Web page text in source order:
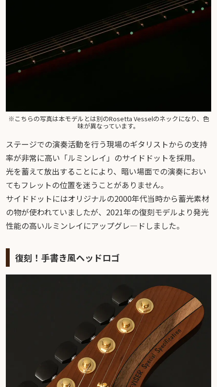
※こちらの写真は本モデルとは別のRosetta Vesselのネックになり、色
味が異なっています。
ステージでの演奏活動を行う現場のギタリストからの支持
率が非常に高い「ルミンレイ」のサイドドットを採用。
光を蓄えて放出することにより、暗い場面での演奏におい
てもフレットの位置を迷うことがありません。
サイドドットにはオリジナルの2000年代当時から蓄光素材
の物が使われていましたが、2021年の復刻モデルより発光
性能の高いルミンレイにアップグレ―ドしました。
復刻！手書き風ヘッドロゴ